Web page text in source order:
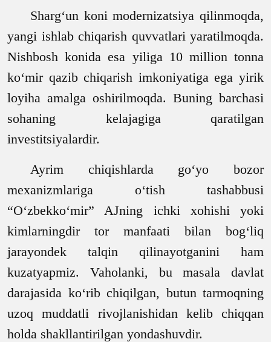
Sharg‘un koni modernizatsiya qilinmoqda,
yangi ishlab chiqarish quvvatlari yaratilmoqda.
Nishbosh konida esa yiliga 10 million tonna
ko‘mir qazib chiqarish imkoniyatiga ega yirik
loyiha amalga oshirilmoqda. Buning barchasi
sohaning kelajagiga qaratilgan
investitsiyalardir.
Ayrim chiqishlarda go‘yo bozor
mexanizmlariga o‘tish tashabbusi
“O‘zbekko‘mir” AJning ichki xohishi yoki
kimlarningdir tor manfaati bilan bog‘liq
jarayondek talqin qilinayotganini ham
kuzatyapmiz. Vaholanki, bu masala davlat
darajasida ko‘rib chiqilgan, butun tarmoqning
uzoq muddatli rivojlanishidan kelib chiqqan
holda shakllantirilgan yondashuvdir.